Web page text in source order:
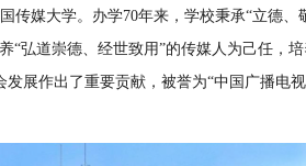
传媒大学。办学70年来，学校秉承“立德
“弘道崇德、经世致用”的传媒人为己任，
展作出了重要贡献，被誉为“中国广播电